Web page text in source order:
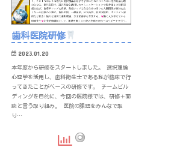
歯科医院研修
2023.01.20
本年度から研修をスタートしました。 選択理論
心理学を活用し、歯科衛生士である私が臨床で行
ってきたことがベースの研修です。 チームビル
ディングを目的に、今回の医院様では、研修＋面
談と言う取り組み。 医院の課題をみんなで取
り…